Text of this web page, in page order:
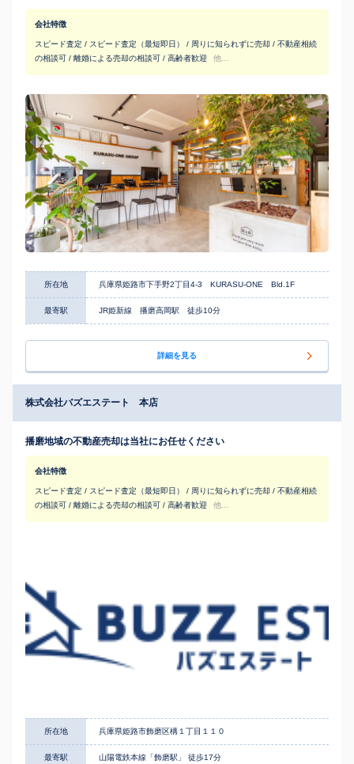
会社特徴
スピード査定 / スピード査定（最短即日） / 周りに知られずに売却 / 不動産相続
の相談可 / 離婚による売却の相談可 / 高齢者歓迎
他...
所在地 兵庫県姫路市下手野2丁目4-3 KURASU-ONE Bld.1F
最寄駅 JR姫新線 播磨高岡駅 徒歩10分
詳細を見る
株式会社バズエステート 本店
播磨地域の不動産売却は当社にお任せください
会社特徴
スピード査定 / スピード査定（最短即日） / 周りに知られずに売却 / 不動産相続
の相談可 / 離婚による売却の相談可 / 高齢者歓迎
他...
所在地 兵庫県姫路市飾磨区構１丁目１１０
最寄駅 山陽電鉄本線「飾磨駅」 徒歩17分